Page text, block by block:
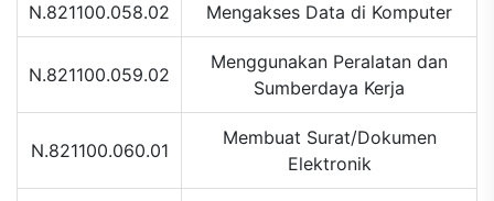
N.821100.058.02 Mengakses Data di Komputer
N.821100.059.02
Menggunakan Peralatan dan
Sumberdaya Kerja
N.821100.060.01
Membuat Surat/Dokumen
Elektronik